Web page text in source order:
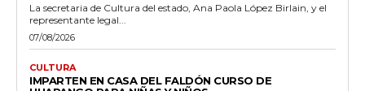
La secretaria de Cultura del estado, Ana Paola López Birlain, y el
representante legal...
07/08/2026
CULTURA
IMPARTEN EN CASA DEL FALDÓN CURSO DE